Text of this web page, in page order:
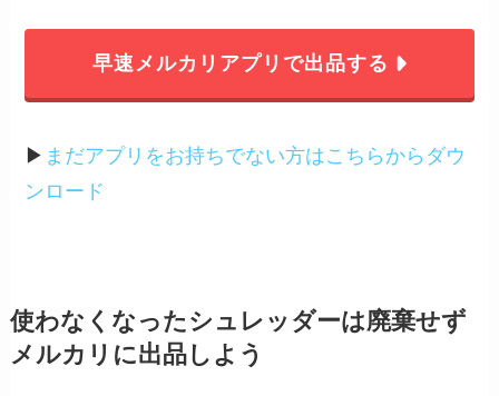
早速メルカリアプリで出品する
▶︎ まだアプリをお持ちでない方はこちらからダウ
ンロード
使わなくなったシュレッダーは廃棄せず
メルカリに出品しよう